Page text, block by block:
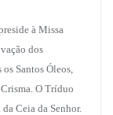
à Missa
dos
Santos Óleos,
O Tríduo
Ceia da Senhor.